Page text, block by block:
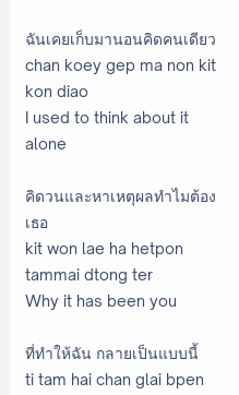
ฉันเคยเก็บมานอนคิดคนเดียว
chan koey gep ma non kit
kon diao
I used to think about it
alone
คิดวนและหาเหตุผลทำไมต้อง
เธอ
kit won lae ha hetpon
tammai dtong ter
Why it has been you
ที่ทำให้ฉัน กลายเป็นแบบนี้
ti tam hai chan glai bpen